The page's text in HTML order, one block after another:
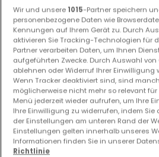
Bitte ändern Sie Ihre Suche
es erneut
Gewerbe mieten in
Ladenflächen mieten Leesbach
Wir und unsere 1015-Partner speichern
personenbezogene Daten wie
Kennungen auf Ihrem Gerät zu. Durch
aktivieren Sie Tracking-Technologien für
Partner verarbeiten Daten, um Ihnen
aufgeführten Zwecke. Durch Auswahl von
ablehnen oder Widerruf Ihrer Einwilligung
Wenn Tracker deaktiviert sind, sind
möglicherweise nicht mehr so relevant für
Menü jederzeit wieder aufrufen, um Ihre
Ihre Einwilligung zu widerrufen, indem Sie
der Einstellungen am unteren Rand der
Einstellungen gelten innerhalb unseres
Informationen finden Sie in unserer
Richtlinie